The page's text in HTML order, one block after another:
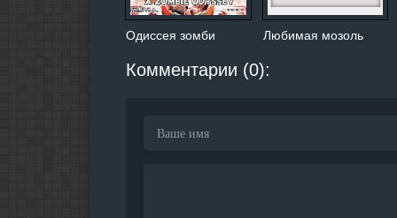
Одиссея зомби Любимая мозоль
Комментарии (0):